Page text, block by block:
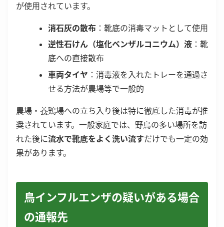
が使用されています。
消石灰の散布 ：靴底の消毒マットとして使用
逆性石けん（塩化ベンザルコニウム）液 ：靴
底への直接散布
車両タイヤ ：消毒液を入れたトレーを通過さ
せる方法が農場等で一般的
農場・養鶏場への立ち入り後は特に徹底した消毒が推
奨されています。一般家庭では、野鳥の多い場所を訪
れた後に流水で靴底をよく洗い流すだけでも一定の効
果があります。
鳥インフルエンザの疑いがある場合
の通報先